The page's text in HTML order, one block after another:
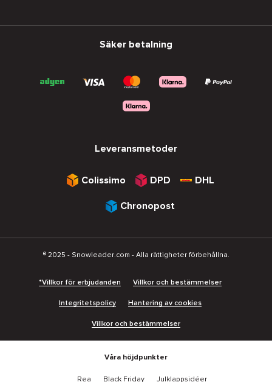
Säker betalning
Leveransmetoder
Colissimo DPD DHL
Chronopost
® 2025 - Snowleader.com - Alla rättigheter förbehållna.
*Villkor för erbjudanden Villkor och bestämmelser
Integritetspolicy Hantering av cookies
Villkor och bestämmelser
Våra höjdpunkter
Rea Black Friday Julklappsidéer